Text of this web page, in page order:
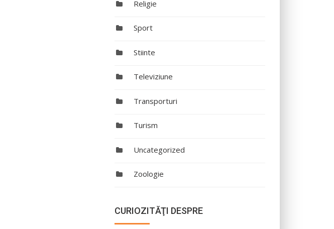
Religie
Sport
Stiinte
Televiziune
Transporturi
Turism
Uncategorized
Zoologie
CURIOZITĂŢI DESPRE